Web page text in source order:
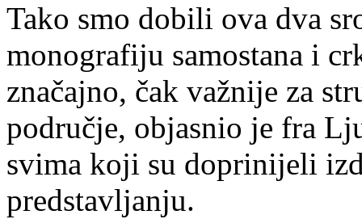
Tako smo dobili ova dva
monografiju samostana i
značajno, čak važnije za
područje, objasnio je fra
svima koji su doprinijeli
predstavljanju.